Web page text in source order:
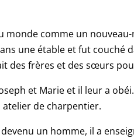
monde comme un
une étable et fut couché
des frères et des sœurs
et Marie et il leur a
atelier de charpentier.
devenu un homme, il a